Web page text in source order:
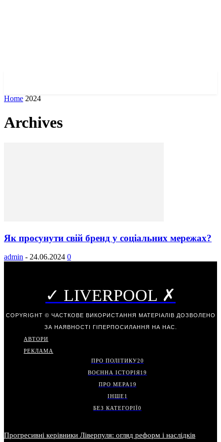
Home 2024
Archives
Як просунути свій бренд у соціальних мережах?
admin - 24.06.2024 0
✓ LIVERPOOL ✗
COPYRIGHT © ЧАСТКОВЕ ВИКОРИСТАННЯ МАТЕРІАЛІВ ДОЗВОЛЕНО
ЗА НАЯВНОСТІ ГІПЕРПОСИЛАННЯ НА НАС.
АВТОРИ
РЕКЛАМА
ПРО ПОЛІТИКУ20
ВОЄННА ІСТОРІЯ19
ПРО МЕРА 19
ІНШЕ1
БЕЗ КАТЕГОРІЇ0
Прогресивні керівники Ліверпуля: огляд реформ і наслідків